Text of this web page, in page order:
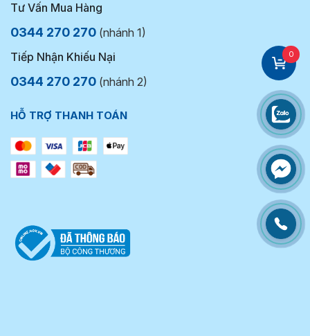
Tư Vấn Mua Hàng
0344 270 270 (nhánh 1)
Tiếp Nhận Khiếu Nại
0344 270 270 (nhánh 2)
HỖ TRỢ THANH TOÁN
0